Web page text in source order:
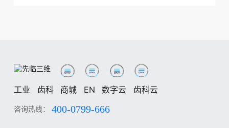
工业 齿科 商城 EN 数字云 齿科云
咨询热线： 400-0799-666